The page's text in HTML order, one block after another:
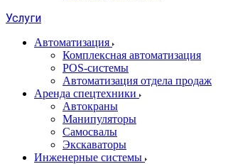
Услуги
Автоматизация
Комплексная автоматизация
POS-системы
Автоматизация отдела продаж
Аренда спецтехники
Автокраны
Манипуляторы
Самосвалы
Экскаваторы
Инженерные системы